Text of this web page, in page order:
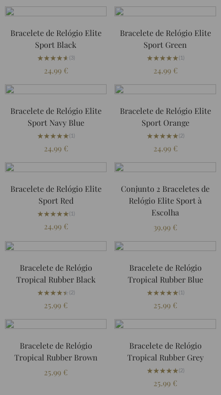
Bracelete de Relógio Elite
Sport Black
★★★★★
★★★★★ (3)
24.99 €
Bracelete de Relógio Elite
Sport Green
★★★★★
★★★★★(1)
24.99 €
Bracelete de Relógio Elite
Sport Navy Blue
★★★★★
★★★★★(1)
24.99 €
Bracelete de Relógio Elite
Sport Orange
★★★★★
★★★★★(2)
24.99 €
Bracelete de Relógio Elite
Sport Red
★★★★★
★★★★★(1)
24.99 €
Conjunto 2 Braceletes de
Relógio Elite Sport à
Escolha
39.99 €
Bracelete de Relógio
Tropical Rubber Black
★★★★★
★★★★★ (2)
25.99 €
Bracelete de Relógio
Tropical Rubber Blue
★★★★★
★★★★★(1)
25.99 €
Bracelete de Relógio
Tropical Rubber Brown
25.99 €
Bracelete de Relógio
Tropical Rubber Grey
★★★★★
★★★★★(2)
25.99 €